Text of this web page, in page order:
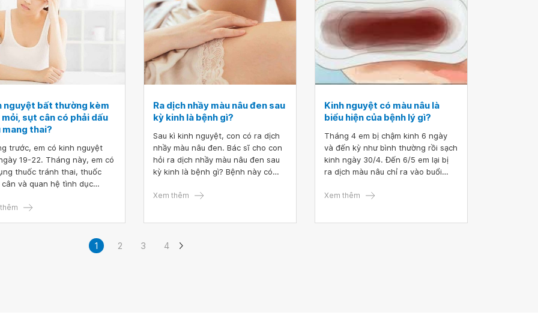
sĩ tư vấn giúp em. Em xin cảm ơn.
nguyệt bất thường kèm
sụt cân có phải dấu
mang thai?
trước, em có kinh nguyệt
19-22. Tháng này, em có
thuốc tránh thai, thuốc
cân và quan hệ tình dục
ngoài. Em vừa có kinh
và không có dịch nhầy. Vào
đầu tiên, kinh nguyệt có màu
đau lưng, mệt mỏi, chóng
Ra dịch nhầy màu nâu đen sau
kỳ kinh là bệnh gì?
Sau kì kinh nguyệt, con có ra dịch
nhầy màu nâu đen. Bác sĩ cho con
hỏi ra dịch nhầy màu nâu đen sau
kỳ kinh là bệnh gì? Bệnh này có
không?
Xem thêm
Kinh nguyệt có màu nâu là
biểu hiện của bệnh lý gì?
Tháng 4 em bị chậm kinh 6 ngày
và đến kỳ như bình thường rồi sạch
kinh ngày 30/4. Đến 6/5 em lại bị
ra dịch màu nâu chỉ ra vào buổi
thế 2 ngày. Vậy bác sĩ cho em hỏi
Xem thêm
1 2 3 4